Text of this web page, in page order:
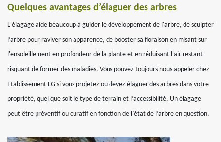
Quelques avantages d’élaguer des arbres
L'élagage aide beaucoup à guider le développement de l'arbre, de sculpter
l’arbre pour raviver son apparence, de booster sa floraison en misant sur
l'ensoleillement en profondeur de la plante et en réduisant l'air restant
risquant de former des maladies. Vous pouvez toujours nous appeler chez
Etablissement LG si vous projetez ou devez élaguer des arbres dans votre
propriété, quel que soit le type de terrain et l’accessibilité. Un élagage
peut être préventif ou curatif en fonction de l’état de l’arbre en question.